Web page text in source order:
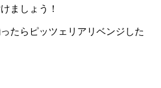
ましょう！
たらピッツェリアリベンジした